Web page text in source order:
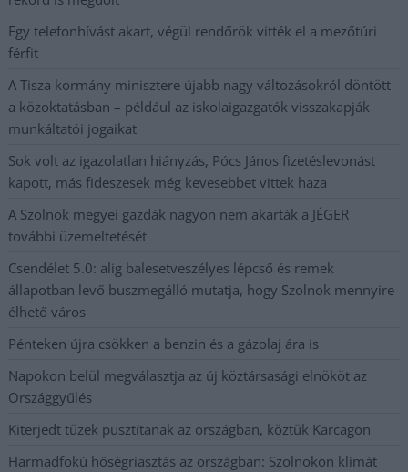
Egy telefonhívást akart, végül rendőrök vitték el a mezőtúri
férfit
A Tisza kormány minisztere újabb nagy változásokról döntött
a közoktatásban – például az iskolaigazgatók visszakapják
munkáltatói jogaikat
Sok volt az igazolatlan hiányzás, Pócs János fizetéslevonást
kapott, más fideszesek még kevesebbet vittek haza
A Szolnok megyei gazdák nagyon nem akarták a JÉGER
további üzemeltetését
Csendélet 5.0: alig balesetveszélyes lépcső és remek
állapotban levő buszmegálló mutatja, hogy Szolnok mennyire
élhető város
Pénteken újra csökken a benzin és a gázolaj ára is
Napokon belül megválasztja az új köztársasági elnököt az
Országgyűlés
Kiterjedt tüzek pusztítanak az országban, köztük Karcagon
Harmadfokú hőségriasztás az országban: Szolnokon klímát